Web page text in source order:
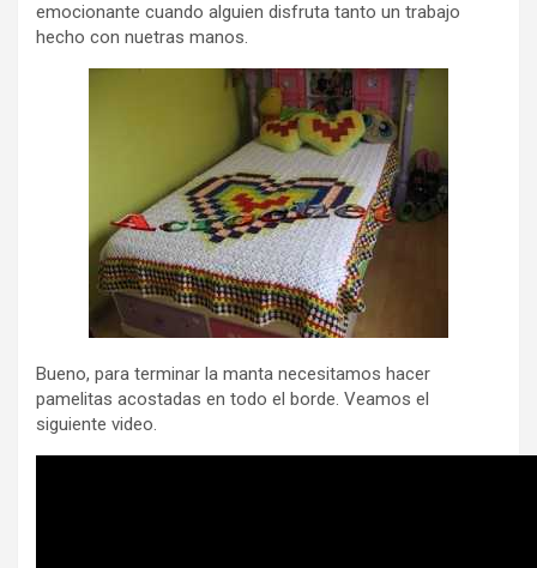
emocionante cuando alguien disfruta tanto un trabajo
hecho con nuetras manos.
Bueno, para terminar la manta necesitamos hacer
pamelitas acostadas en todo el borde. Veamos el
siguiente video.